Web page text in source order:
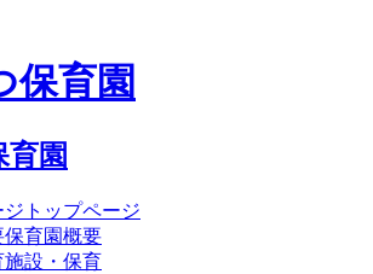
トップページ
保育園概要
施設・保育